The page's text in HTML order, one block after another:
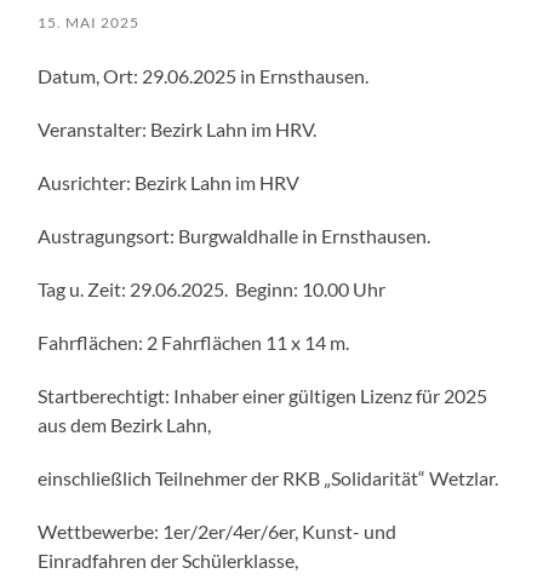
15. MAI 2025
Datum, Ort: 29.06.2025 in Ernsthausen.
Veranstalter: Bezirk Lahn im HRV.
Ausrichter: Bezirk Lahn im HRV
Austragungsort: Burgwaldhalle in Ernsthausen.
Tag u. Zeit: 29.06.2025. Beginn: 10.00 Uhr
Fahrflächen: 2 Fahrflächen 11 x 14 m.
Startberechtigt: Inhaber einer gültigen Lizenz für 2025
aus dem Bezirk Lahn,
einschließlich Teilnehmer der RKB „Solidarität“ Wetzlar.
Wettbewerbe: 1er/2er/4er/6er, Kunst- und
Einradfahren der Schülerklasse,